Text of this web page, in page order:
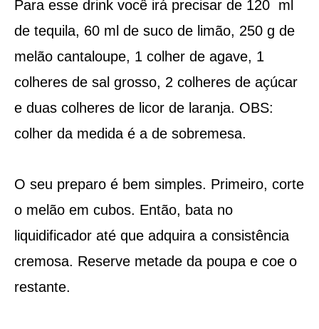
Para esse drink você irá precisar de 120 ml
de tequila, 60 ml de suco de limão, 250 g de
melão cantaloupe, 1 colher de agave, 1
colheres de sal grosso, 2 colheres de açúcar
e duas colheres de licor de laranja. OBS:
colher da medida é a de sobremesa.
O seu preparo é bem simples. Primeiro, corte
o melão em cubos. Então, bata no
liquidificador até que adquira a consistência
cremosa. Reserve metade da poupa e coe o
restante.